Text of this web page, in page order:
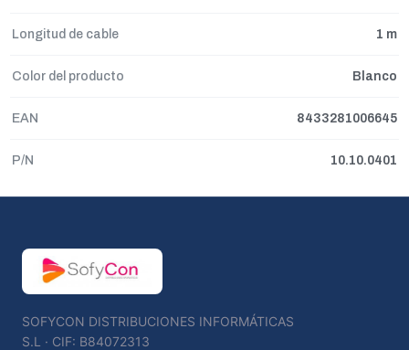
Longitud de cable 1 m
Color del producto Blanco
EAN 8433281006645
P/N 10.10.0401
SOFYCON DISTRIBUCIONES INFORMÁTICAS
S.L · CIF: B84072313